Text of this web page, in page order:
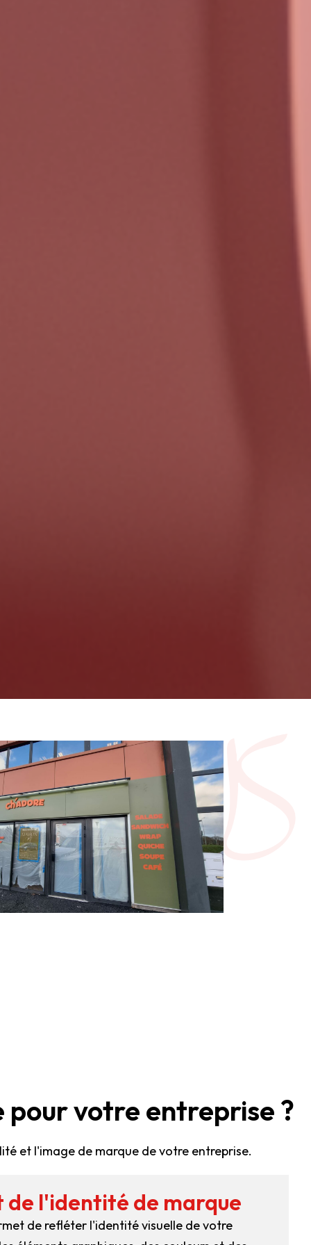
pour votre entreprise ?
et l'image de marque de votre entreprise.
de l'identité de marque
de refléter l'identité visuelle de votre